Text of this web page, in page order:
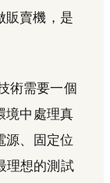
販賣機，是
術需要一個
境中處理真
源、固定位
理想的測試